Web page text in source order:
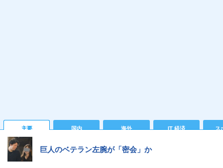
主要 国内 海外 IT 経済 ス
巨人のベテラン左腕が「密会」か